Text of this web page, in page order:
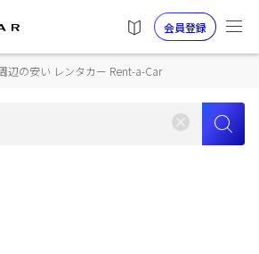
会員登録
辺の安い レンタカー Rent-a-Car